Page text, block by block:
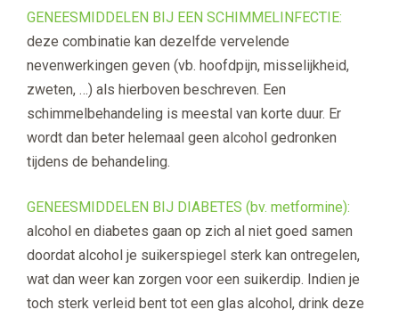
GENEESMIDDELEN BIJ EEN SCHIMMELINFECTIE:
deze combinatie kan dezelfde vervelende
nevenwerkingen geven (vb. hoofdpijn, misselijkheid,
zweten, …) als hierboven beschreven. Een
schimmelbehandeling is meestal van korte duur. Er
wordt dan beter helemaal geen alcohol gedronken
tijdens de behandeling.
GENEESMIDDELEN BIJ DIABETES (bv. metformine):
alcohol en diabetes gaan op zich al niet goed samen
doordat alcohol je suikerspiegel sterk kan ontregelen,
wat dan weer kan zorgen voor een suikerdip. Indien je
toch sterk verleid bent tot een glas alcohol, drink deze